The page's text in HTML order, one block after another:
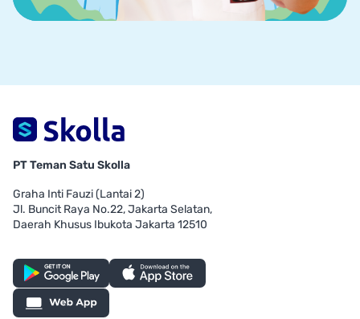
PT Teman Satu Skolla
Graha Inti Fauzi (Lantai 2)
Jl. Buncit Raya No.22, Jakarta Selatan,
Daerah Khusus Ibukota Jakarta 12510